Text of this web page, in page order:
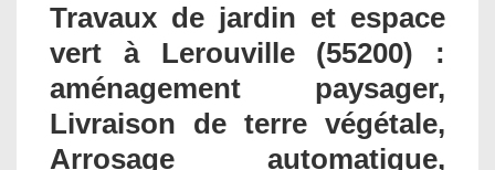
Travaux de jardin et espace
vert à Lerouville (55200) :
aménagement paysager,
Livraison de terre végétale,
Arrosage automatique,